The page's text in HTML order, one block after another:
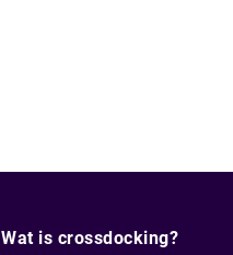
Wat is crossdocking?